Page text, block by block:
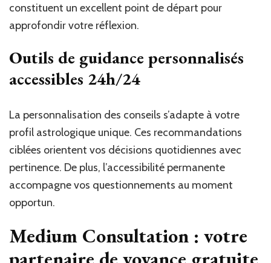
constituent un excellent point de départ pour
approfondir votre réflexion.
Outils de guidance personnalisés
accessibles 24h/24
La personnalisation des conseils s’adapte à votre
profil astrologique unique. Ces recommandations
ciblées orientent vos décisions quotidiennes avec
pertinence. De plus, l’accessibilité permanente
accompagne vos questionnements au moment
opportun.
Medium Consultation : votre